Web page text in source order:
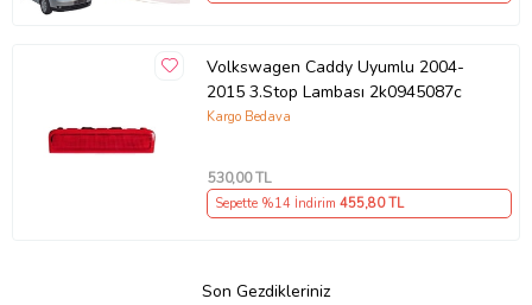
Volkswagen Caddy Uyumlu 2004-
2015 3.Stop Lambası 2k0945087c
Kargo Bedava
530,00 TL
Sepette %14 İndirim 455,80 TL
Son Gezdikleriniz